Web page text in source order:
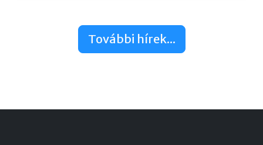
További hírek...